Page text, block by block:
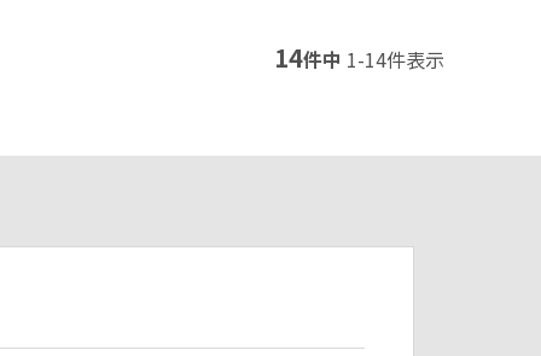
14件中 1-14件表示